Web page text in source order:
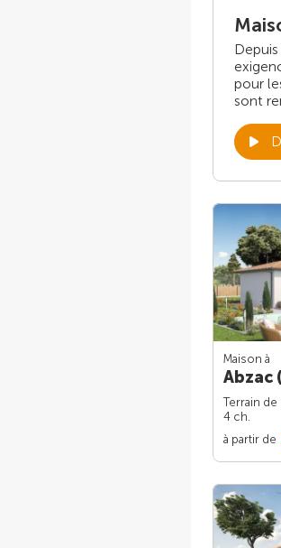
Depuis
pour
sont
Maison à
Abzac
Terrain de
4 ch.
à partir de